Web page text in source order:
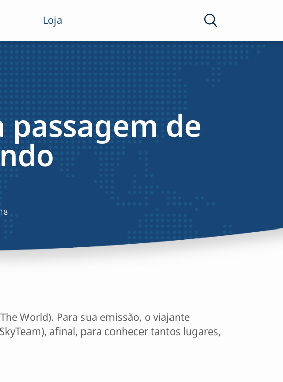
Loja
de
World). Para sua emissão, o viajante
afinal, para conhecer tantos lugares,